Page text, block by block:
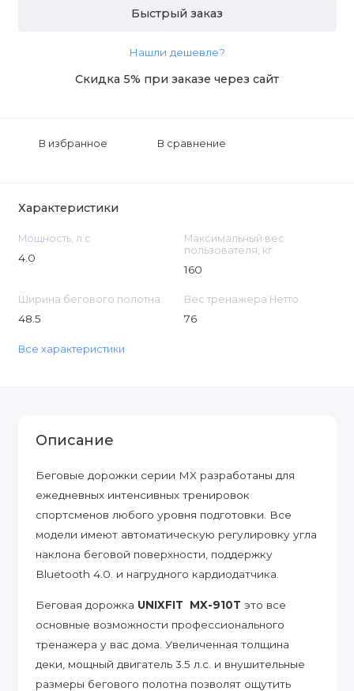
Быстрый заказ
Нашли дешевле?
Скидка 5% при заказе через сайт
В избранное В сравнение
Характеристики
Мощность, л.с
4.0
Максимальный вес
пользователя, кг
160
Ширина бегового полотна
48.5
Вес тренажера Нетто
76
Все характеристики
Описание
Беговые дорожки серии MX разработаны для
ежедневных интенсивных тренировок
спортсменов любого уровня подготовки. Все
модели имеют автоматическую регулировку угла
наклона беговой поверхности, поддержку
Bluetooth 4.0. и нагрудного кардиодатчика.
Беговая дорожка UNIXFIT MX-910T это все
основные возможности профессионального
тренажера у вас дома. Увеличенная толщина
деки, мощный двигатель 3.5 л.с. и внушительные
размеры бегового полотна позволят ощутить